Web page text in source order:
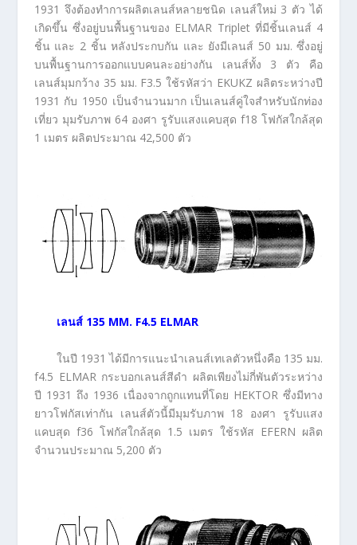
1931 จึงต้องทำการผลิตเลนส์หลายชนิด เลนส์ใหม่ 3 ตัว ได้
เกิดขึ้น ซึ่งอยู่บนพื้นฐานของ ELMAR Triplet ที่มีชิ้นเลนส์ 4
ชิ้น และ 2 ชิ้น หลังประกบกัน และ ยังมีเลนส์ 50 มม. ซึ่งอยู่
บนพื้นฐานการออกแบบคนละอย่างกัน เลนส์ทั้ง 3 ตัว คือ
เลนส์มุมกว้าง 35 มม. F3.5 ใช้รหัสว่า EKUKZ ผลิตระหว่างปี
1931 กับ 1950 เป็นจำนวนมาก เป็นเลนส์คู่ใจสำหรับนักท่อง
เที่ยว มุมรับภาพ 64 องศา รูรับแสงแคบสุด f18 โฟกัสใกล้สุด
1 เมตร ผลิตประมาณ 42,500 ตัว
เลนส์ 135 MM. F4.5 ELMAR
ในปี 1931 ได้มีการแนะนำเลนส์เทเลตัวหนึ่งคือ 135 มม.
f4.5 ELMAR กระบอกเลนส์สีดำ ผลิตเพียงไม่กี่พันตัวระหว่าง
ปี 1931 ถึง 1936 เนื่องจากถูกแทนที่โดย HEKTOR ซึ่งมีทาง
ยาวโฟกัสเท่ากัน เลนส์ตัวนี้มีมุมรับภาพ 18 องศา รูรับแสง
แคบสุด f36 โฟกัสใกล้สุด 1.5 เมตร ใช้รหัส EFERN ผลิต
จำนวนประมาณ 5,200 ตัว